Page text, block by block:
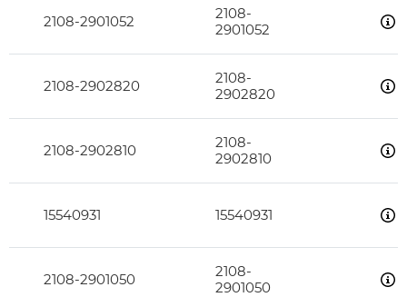
2108-2901052
2108-
2901052
2108-2902820
2108-
2902820
2108-2902810
2108-
2902810
15540931 15540931
2108-2901050
2108-
2901050